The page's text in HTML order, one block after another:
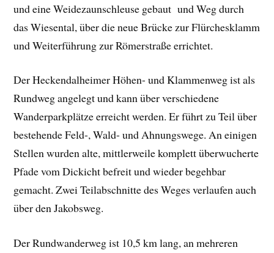
und eine Weidezaunschleuse gebaut und Weg durch
das Wiesental, über die neue Brücke zur Flürchesklamm
und Weiterführung zur Römerstraße errichtet.
Der Heckendalheimer Höhen- und Klammenweg ist als
Rundweg angelegt und kann über verschiedene
Wanderparkplätze erreicht werden. Er führt zu Teil über
bestehende Feld-, Wald- und Ahnungswege. An einigen
Stellen wurden alte, mittlerweile komplett überwucherte
Pfade vom Dickicht befreit und wieder begehbar
gemacht. Zwei Teilabschnitte des Weges verlaufen auch
über den Jakobsweg.
Der Rundwanderweg ist 10,5 km lang, an mehreren